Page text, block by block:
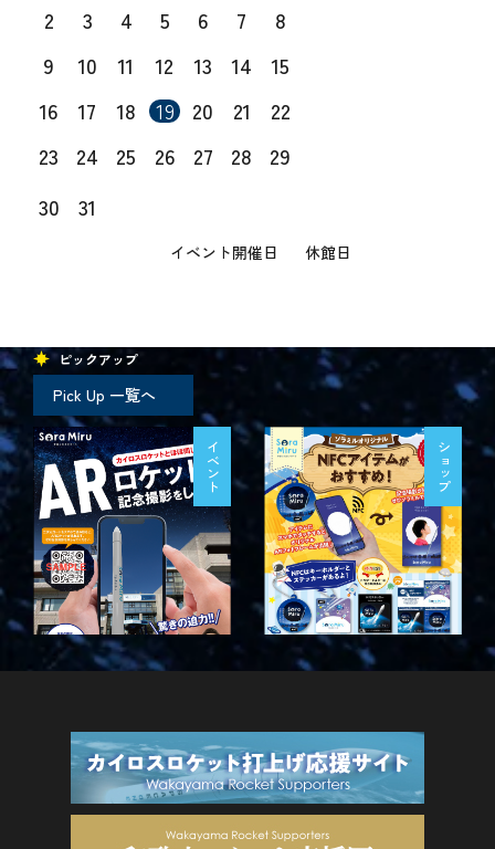
イベント開催日 休館日
2 3 4 5 6 7
8
9
10 11 12 13 14
15
16
17 18 19 20 21
22
23
24 25 26 27 28
29
30
31
ピックアップ
Pick Up 一覧へ
イベント ショップ